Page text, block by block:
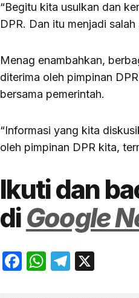
“Begitu kita usulkan dan
DPR. Dan itu menjadi
Menag enambahkan,
diterima oleh pimpinan
bersama pemerintah.
“Informasi yang kita
oleh pimpinan DPR kita,
Ikuti dan
diGoogle
Facebook
WhatsApp